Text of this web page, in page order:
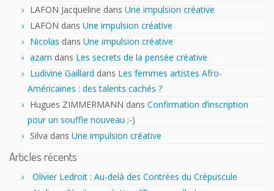
LAFON Jacqueline dans Une impulsion créative
LAFON dans Une impulsion créative
Nicolas dans Une impulsion créative
azam dans Les secrets de la pensée créative
Ludivine Gaillard dans Les femmes artistes Afro-
Américaines : des talents cachés ?
Hugues ZIMMERMANN dans Confirmation d’inscription
pour un souffle nouveau ;-)
Silva dans Une impulsion créative
Articles récents
Olivier Ledroit : Au-delà des Contrées du Crépuscule